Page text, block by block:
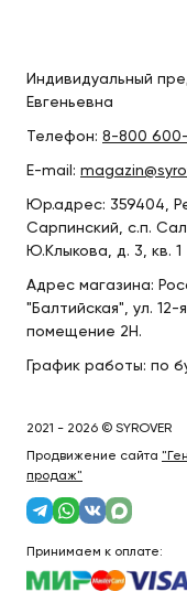
Индивидуальный
Евгеньевна
Телефон: 8-800 600-
E-mail:
Юр.адрес: 359404,
Сарпинский, с.п.
Ю.Клыкова, д. 3, кв. 1
Адрес магазина:
"Балтийская", ул.
помещение 2Н.
График работы: по
2021 - 2026 © SYROVER
Продвижение сайта
продаж"
Принимаем к оплате: